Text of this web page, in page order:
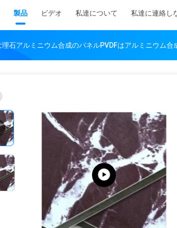
製品 ビデオ 私達について 私達に連絡し
石アルミニウム合成のパネルPVDFはアルミニウム合